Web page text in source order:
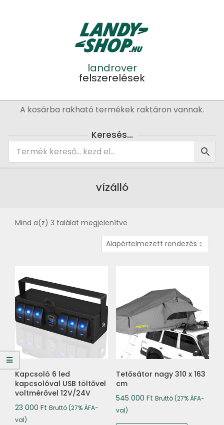
landrover
felszerelések
PrimaryA kosárba rakható termékek raktáron vannak.
Keresés…
vízálló
Mind a(z) 3 találat megjelenítve
Kapcsoló 6 led
kapcsolóval USB töltővel
voltmérővel 12V/24V
23 000 Ft Bruttó (27% ÁFA-
val)
Tetősátor nagy 310 x 163
cm
545 000 Ft Bruttó (27% ÁFA-
val)